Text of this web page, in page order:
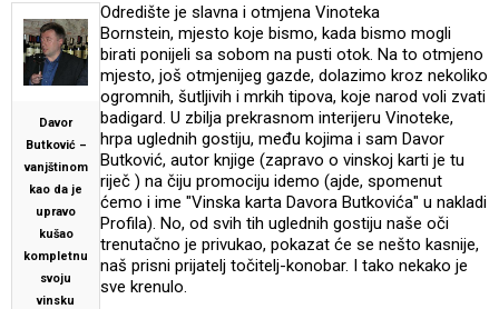
Davor
Butković –
vanjštinom
kao da je
upravo
kušao
kompletnu
svoju
vinsku
Odredište je slavna i otmjena Vinoteka
Bornstein, mjesto koje bismo, kada bismo mogli
birati ponijeli sa sobom na pusti otok. Na to otmjeno
mjesto, još otmjenijeg gazde, dolazimo kroz nekoliko
ogromnih, šutljivih i mrkih tipova, koje narod voli zvati
badigard. U zbilja prekrasnom interijeru Vinoteke,
hrpa uglednih gostiju, među kojima i sam Davor
Butković, autor knjige (zapravo o vinskoj karti je tu
riječ ) na čiju promociju idemo (ajde, spomenut
ćemo i ime "Vinska karta Davora Butkovića" u nakladi
Profila). No, od svih tih uglednih gostiju naše oči
trenutačno je privukao, pokazat će se nešto kasnije,
naš prisni prijatelj točitelj-konobar. I tako nekako je
sve krenulo.